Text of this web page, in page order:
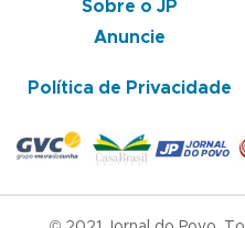
Sobre o JP
Anuncie
Política de Privacidade